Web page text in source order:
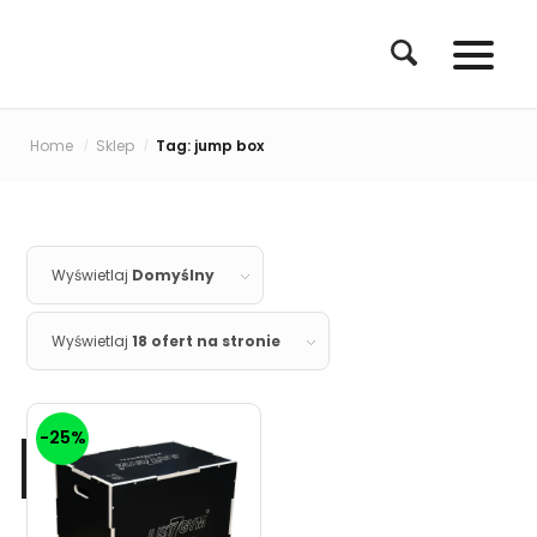
Home / Sklep / Tag: jump box
Wyświetlaj Domyślny
Wyświetlaj18 ofert na stronie
-25%